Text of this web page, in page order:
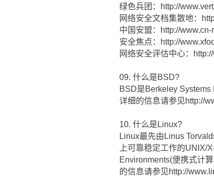
绿色兵团：http://
网络安全文档集散地：
中国安盟：http://www.cn-
安全焦点：http://
网络安全评估中心：
09. 什么是BSD?
BSD是Berkeley
详细的信息请参见http://
10. 什么是Linux?
Linux最先由Linus
上可靠稳定工作的UNIX/
Environments(便携式计
的信息请参见http://